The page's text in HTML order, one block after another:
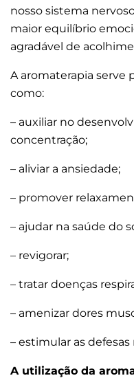
nosso sistema
maior equilíbrio
agradável de
A aromaterapia serve
como:
– auxiliar no
concentração;
– aliviar a ansiedade;
– promover
– ajudar na saúde do
– revigorar;
– tratar doenças
– amenizar dores
– estimular as
A utilização da